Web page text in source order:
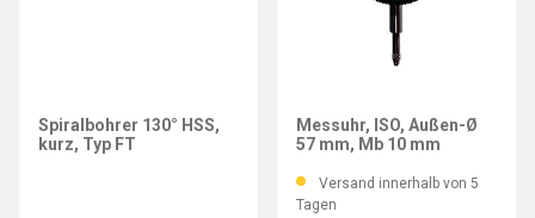
Spiralbohrer 130° HSS,
kurz, Typ FT
Messuhr, ISO, Außen-Ø
57 mm, Mb 10 mm
Versand innerhalb von 5
Tagen